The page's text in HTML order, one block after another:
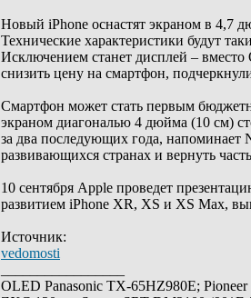
Новый iPhone оснастят экраном в 4,7
Технические характеристики будут
Исключением станет дисплей –
снизить цену на смартфон,
Смартфон может стать первым
экраном диагональю 4 дюйма (10 см)
за два последующих года,
развивающихся странах и вернуть
10 сентября Apple проведет
развитием iPhone XR, XS и XS Max,
Источник:
vedomosti
OLED Panasonic TX-65HZ980E;